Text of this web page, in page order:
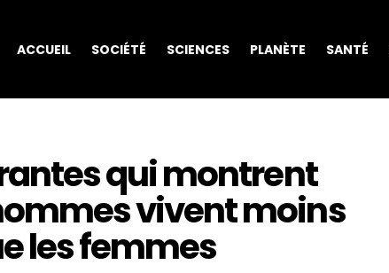
ACCUEIL SOCIÉTÉ SCIENCES PLANÈTE SANTÉ
qui montrent
vivent moins
les femmes